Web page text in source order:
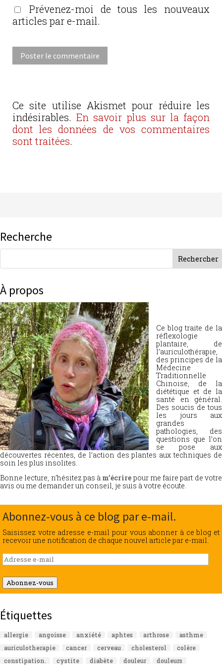
Prévenez-moi de tous les nouveaux
articles par e-mail.
Ce site utilise Akismet pour réduire les
indésirables. En savoir plus sur la façon
dont les données de vos commentaires
sont traitées.
Recherche
À propos
Ce blog traite de la
réflexologie
plantaire, de
l’auriculothérapie,
des principes de la
Médecine
Traditionnelle
Chinoise, de la
diététique et de la
santé en général.
Des soucis de tous
les jours aux
grandes
pathologies, des
questions que l’on
se pose aux
découvertes récentes, de l’action des plantes aux techniques de
soin les plus insolites.
Bonne lecture, n’hésitez pas à m’écrire pour me faire part de votre
avis ou me demander un conseil, je suis à votre écoute.
Abonnez-vous à ce blog par e-mail.
Saisissez votre adresse e-mail pour vous abonner à ce blog et
recevoir une notification de chaque nouvel article par e-mail.
Adresse
e-
mail
Abonnez-vous
Étiquettes
allergie angoisse anxiété aphtes arthrose
asthme
auriculotherapie
cancer cerveau cholesterol
colère
constipation.
cystite diabète douleur
douleurs